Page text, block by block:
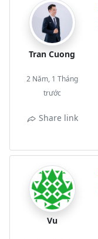
Tran Cuong
2 Năm, 1 Tháng
trước
Share link
Vu